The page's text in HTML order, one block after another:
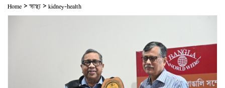
Home > স্বাস্থ্য > kidney-health